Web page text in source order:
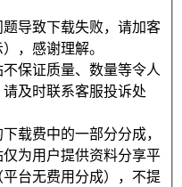
导致下载失败，请加客
，感谢理解。
保证质量、数量等令人
及时联系客服投诉处
载费中的一部分分成，
为用户提供资料分享平
台无费用分成），不提